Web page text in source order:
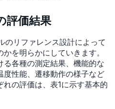
評価結果
のリファレンス設計によって
を明らかにしていきます。
各種の測定結果、機能的な
性能、遷移動作の様子など
の評価は、表1に示す基本的